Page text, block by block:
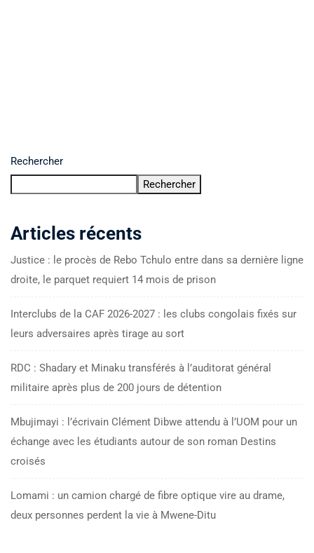
Rechercher
Rechercher
Articles récents
Justice : le procès de Rebo Tchulo entre dans sa dernière ligne
droite, le parquet requiert 14 mois de prison
Interclubs de la CAF 2026-2027 : les clubs congolais fixés sur
leurs adversaires après tirage au sort
RDC : Shadary et Minaku transférés à l’auditorat général
militaire après plus de 200 jours de détention
Mbujimayi : l’écrivain Clément Dibwe attendu à l’UOM pour un
échange avec les étudiants autour de son roman Destins
croisés
Lomami : un camion chargé de fibre optique vire au drame,
deux personnes perdent la vie à Mwene-Ditu